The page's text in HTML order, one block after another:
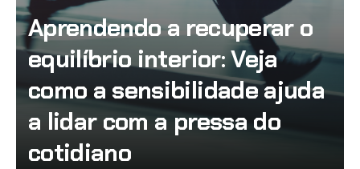
Aprendendo a recuperar o
equilíbrio interior: Veja
como a sensibilidade ajuda
a lidar com a pressa do
cotidiano